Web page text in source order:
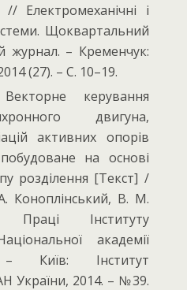
Електромеханічні і
Щоквартальний
журнал. – Кременчук:
(27). – С. 10–19.
керування
двигуна,
активних опорів
на основі
розділення [Текст] /
Коноплінський, В. М.
Інституту
академії
Київ: Інститут
України, 2014. – №39.